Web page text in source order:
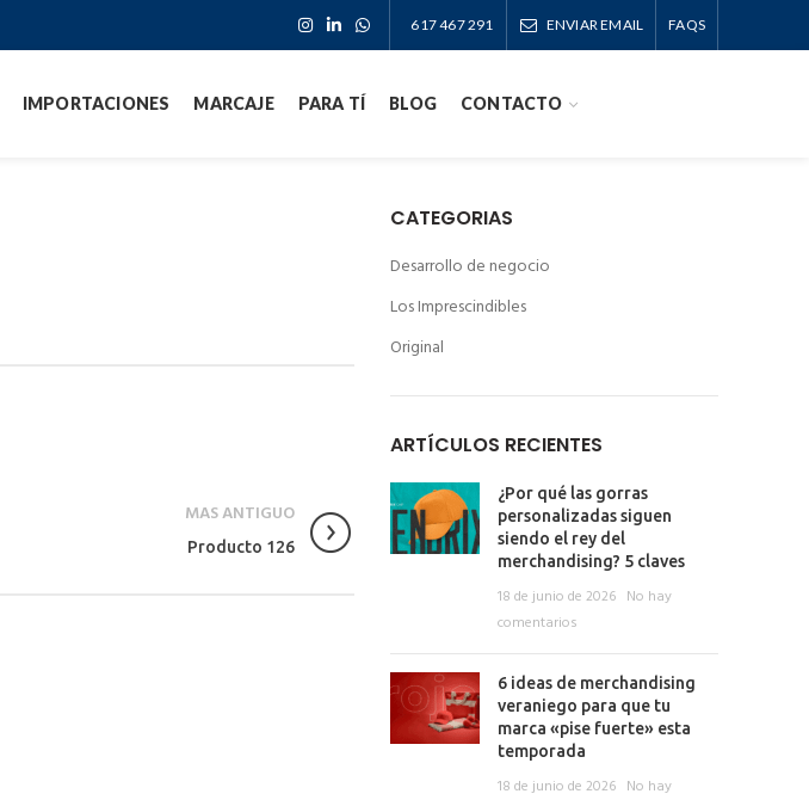
617 467 291 ENVIAR EMAIL FAQS
IMPORTACIONES MARCAJE PARA TÍ BLOG CONTACTO
MAS ANTIGUO
Producto 126
CATEGORIAS
Desarrollo de negocio
Los Imprescindibles
Original
ARTÍCULOS RECIENTES
¿Por qué las gorras
personalizadas siguen
siendo el rey del
merchandising? 5 claves
18 de junio de 2026 No hay
comentarios
6 ideas de merchandising
veraniego para que tu
marca «pise fuerte» esta
temporada
18 de junio de 2026 No hay